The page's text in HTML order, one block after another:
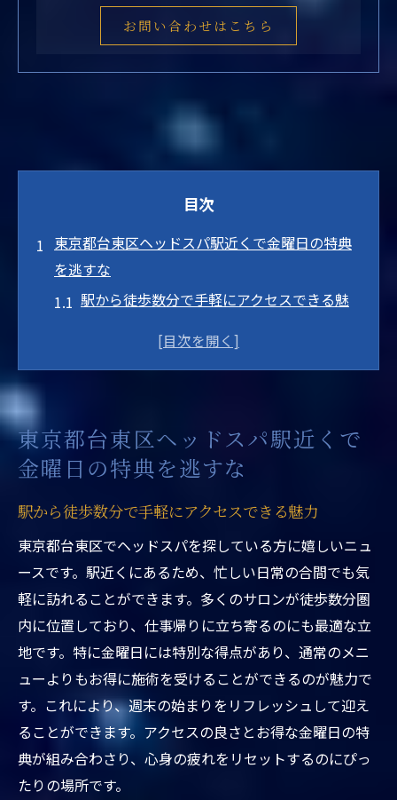
お問い合わせはこちら
目次
東京都台東区ヘッドスパ駅近くで金曜日の特典
を逃すな
駅から徒歩数分で手軽にアクセスできる魅
金曜日限定の特別メニューとは？
金曜日の訪問でリフレッシュする理由
週末前にストレスを解消する方法
駅近くのヘッドスパで金曜日限定の贅沢リフレ
ッシュ体験
金曜日だけのスペシャルコースを体験しよ
う
贅沢なリフレッシュを求めるならここ
駅近ヘッドスパが提供する極上の癒し
特典を利用してお得に体験
日常の疲れを癒やす特別サービス
金曜日限定の特典内容をチェック
忙しい週末に向けて東京都台東区で金曜日の癒
東京都台東区ヘッドスパ駅近くで
金曜日の特典を逃すな
駅から徒歩数分で手軽にアクセスできる魅力
東京都台東区でヘッドスパを探している方に嬉しいニュ
ースです。駅近くにあるため、忙しい日常の合間でも気
軽に訪れることができます。多くのサロンが徒歩数分圏
内に位置しており、仕事帰りに立ち寄るのにも最適な立
地です。特に金曜日には特別な得点があり、通常のメニ
ューよりもお得に施術を受けることができるのが魅力で
す。これにより、週末の始まりをリフレッシュして迎え
ることができます。アクセスの良さとお得な金曜日の特
典が組み合わさり、心身の疲れをリセットするのにぴっ
たりの場所です。